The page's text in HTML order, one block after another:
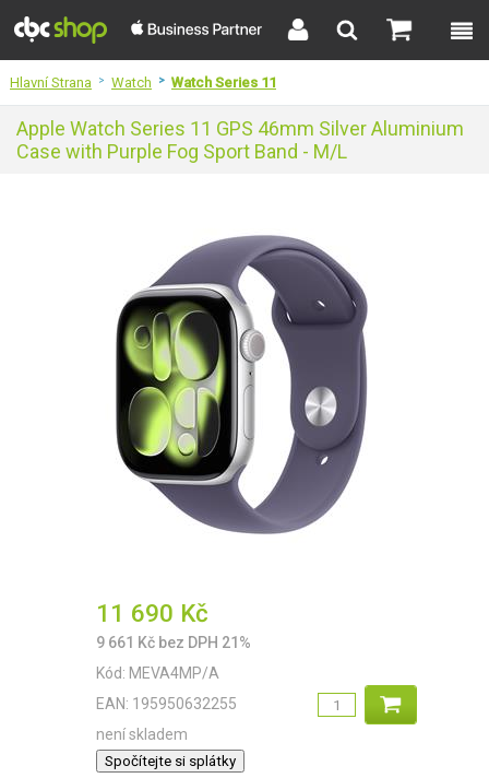
Hlavní Strana > Watch > Watch Series 11
Apple Watch Series 11 GPS 46mm Silver Aluminium
Case with Purple Fog Sport Band - M/L
11 690 Kč
9 661 Kč bez DPH 21%
Kód: MEVA4MP/A
EAN: 195950632255
není skladem
Spočítejte si splátky